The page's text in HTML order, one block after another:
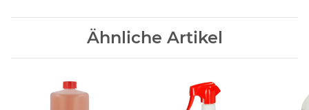
Ähnliche Artikel